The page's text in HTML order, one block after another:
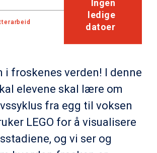
Ingen
ledige
datoer
i froskenes verden! I denne
elevene skal lære om
fra egg til voksen
LEGO for å visualisere
og vi ser og